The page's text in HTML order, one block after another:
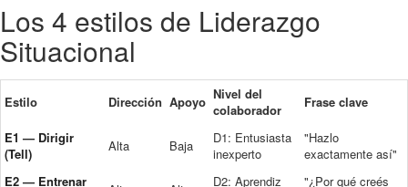
Los 4 estilos de Liderazgo
Situacional
Estilo Dirección Apoyo Nivel del
colaborador
Frase clave
E1 — Dirigir
(Tell)
Alta Baja
D1: Entusiasta
inexperto
"Hazlo
exactamente así"
E2 — Entrenar
D2: Aprendiz
"¿Por qué creés